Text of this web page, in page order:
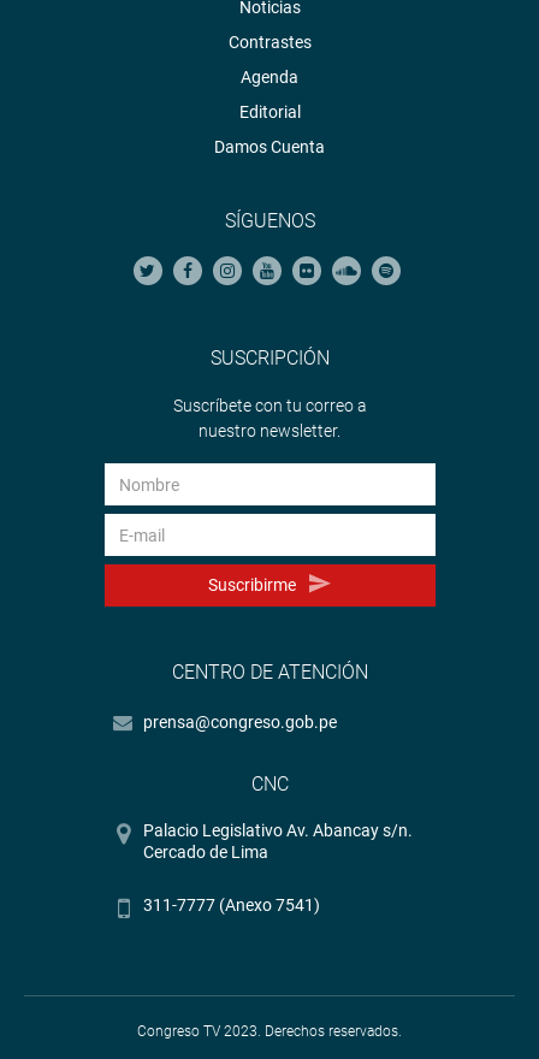
Noticias
Contrastes
Agenda
Editorial
Damos Cuenta
SÍGUENOS
SUSCRIPCIÓN
Suscríbete con tu correo a
nuestro newsletter.
Suscribirme
CENTRO DE ATENCIÓN
prensa@congreso.gob.pe
CNC
Palacio Legislativo Av. Abancay s/n.
Cercado de Lima
311-7777 (Anexo 7541)
Congreso TV 2023. Derechos reservados.